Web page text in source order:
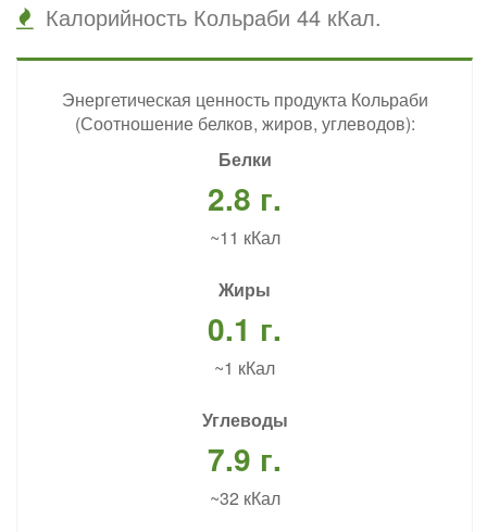
Калорийность Кольраби 44 кКал.
Энергетическая ценность продукта Кольраби
(Соотношение белков, жиров, углеводов):
Белки
2.8 г.
~11 кКал
Жиры
0.1 г.
~1 кКал
Углеводы
7.9 г.
~32 кКал